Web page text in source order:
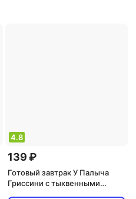
4.8
139 ₽
Готовый завтрак У Палыча
Гриссини с тыквенными